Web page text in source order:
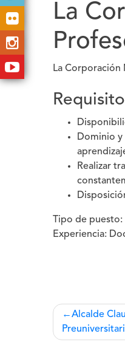
La
La Corporación
Dominio y
Realizar
Tipo de puesto:
Experiencia:
de
Alcalde